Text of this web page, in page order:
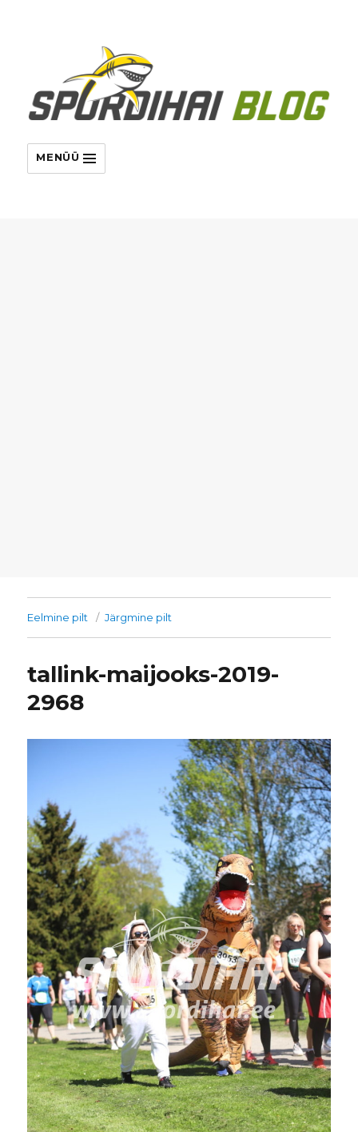
MENÜÜ
Eelmine pilt Järgmine pilt
tallink-maijooks-2019-
2968